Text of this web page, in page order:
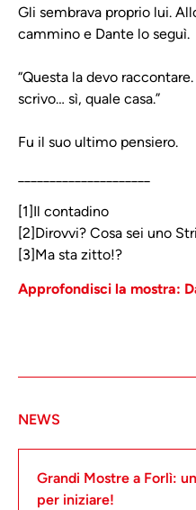
Gli sembrava proprio lui.
cammino e Dante lo seguì.
“Questa la devo
scrivo… sì, quale casa.”
Fu il suo ultimo pensiero.
[1]Il contadino
[2]Dirovvi? Cosa sei uno
[3]Ma sta zitto!?
Approfondisci la mostra:
NEWS
Grandi Mostre a Forlì:
per iniziare!